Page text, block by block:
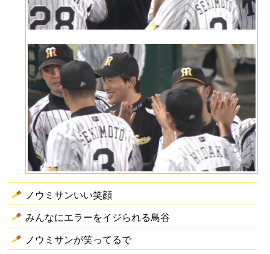
ノウミサンいい笑顔
みんなにエラーをイジられる鳥谷
ノウミサンが笑ってるで